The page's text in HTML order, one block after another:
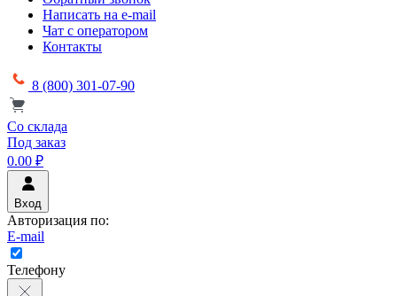
Написать на e-mail
Чат с оператором
Контакты
8 (800) 301-07-90
Со склада
Под заказ
0.00 ₽
Вход
Авторизация по:
E-mail
Телефону